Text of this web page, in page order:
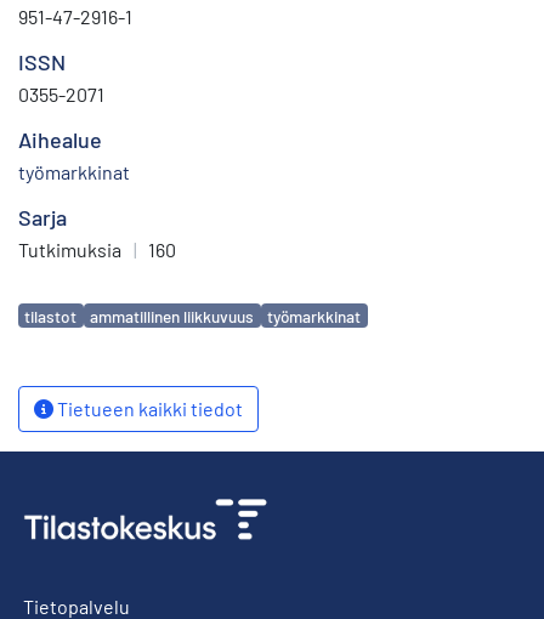
951-47-2916-1
ISSN
0355-2071
Aihealue
työmarkkinat
Sarja
Tutkimuksia | 160
Avainsanat
tilastot ammatillinen liikkuvuus työmarkkinat
Tietueen kaikki tiedot
Tietopalvelu